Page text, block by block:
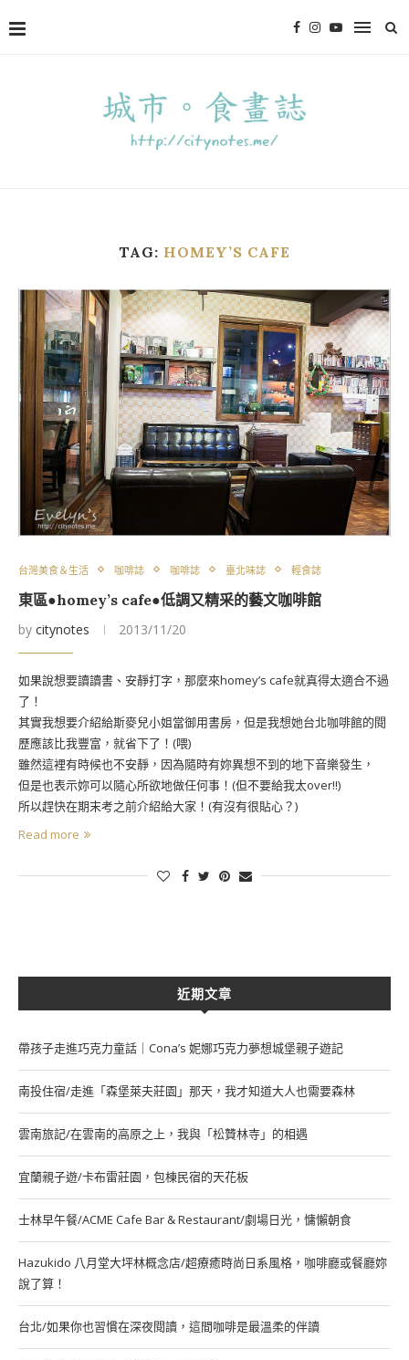
TAG: HOMEY’S CAFE
台灣美食＆生活 咖啡誌 咖啡誌 臺北味誌 輕食誌
東區●homey’s cafe●低調又精采的藝文咖啡館
by citynotes 2013/11/20
如果說想要讀讀書、安靜打字，那麼來homey’s cafe就真得太適合不過
了！
其實我想要介紹給斯麥兒小姐當御用書房，但是我想她台北咖啡館的閱
歷應該比我豐富，就省下了！(喂)
雖然這裡有時候也不安靜，因為隨時有妳異想不到的地下音樂發生，
但是也表示妳可以隨心所欲地做任何事！(但不要給我太over!!)
所以趕快在期末考之前介紹給大家！(有沒有很貼心？)
Read more
近期文章
帶孩子走進巧克力童話｜Cona’s 妮娜巧克力夢想城堡親子遊記
南投住宿/走進「森堡萊夫莊園」那天，我才知道大人也需要森林
雲南旅記/在雲南的高原之上，我與「松贊林寺」的相遇
宜蘭親子遊/卡布雷莊園，包棟民宿的天花板
士林早午餐/ACME Cafe Bar & Restaurant/劇場日光，慵懶朝食
Hazukido 八月堂大坪林概念店/超療癒時尚日系風格，咖啡廳或餐廳妳
說了算！
台北/如果你也習慣在深夜閱讀，這間咖啡是最溫柔的伴讀